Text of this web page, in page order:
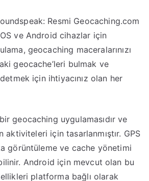
Resmi Geocaching.com
ve Android cihazlar için
geocaching maceralarınızı
geocache’leri bulmak ve
için ihtiyacınız olan her
geocaching uygulamasıdır ve
aktiviteleri için tasarlanmıştır. GPS
görüntüleme ve cache yönetimi
Android için mevcut olan bu
platforma bağlı olarak